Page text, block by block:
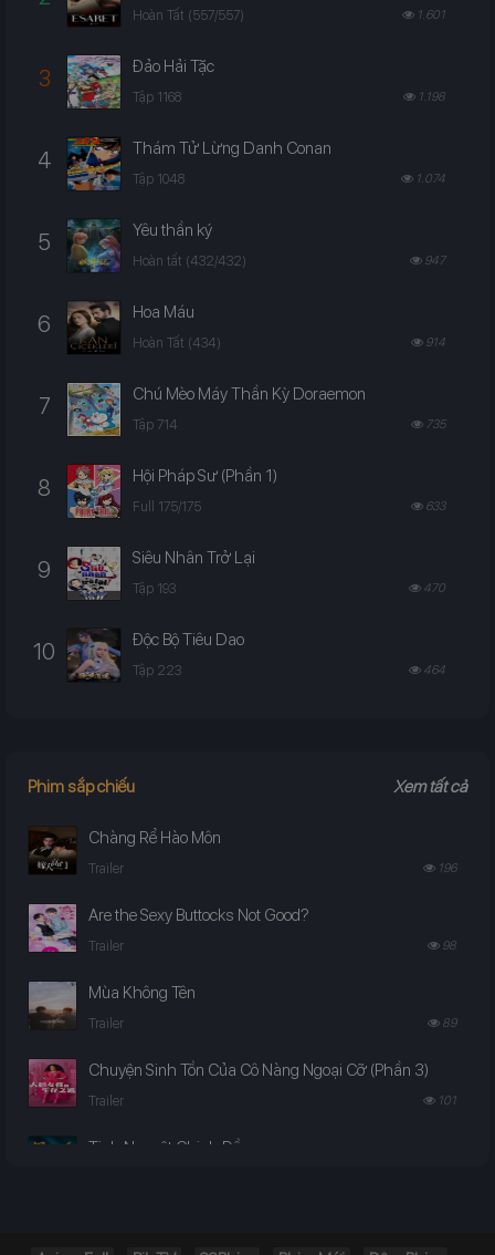
Hoàn Tất (557/557) 1.601
3 Đảo Hải Tặc
Tập 1168 1.198
4 Thám Tử Lừng Danh Conan
Tập 1048 1.074
5 Yêu thần ký
Hoàn tất (432/432) 947
6 Hoa Máu
Hoàn Tất (434) 914
7 Chú Mèo Máy Thần Kỳ Doraemon
Tập 714 735
8 Hội Pháp Sư (Phần 1)
Full 175/175 633
9 Siêu Nhân Trở Lại
Tập 193 470
10 Độc Bộ Tiêu Dao
Tập 223 464
Phim sắp chiếu Xem tất cả
Chàng Rể Hào Môn
Trailer 196
Are the Sexy Buttocks Not Good?
Trailer 98
Mùa Không Tên
Trailer 89
Chuyện Sinh Tồn Của Cô Nàng Ngoại Cỡ (Phần 3)
Trailer 101
Tinh Nguyệt Chinh Đồ